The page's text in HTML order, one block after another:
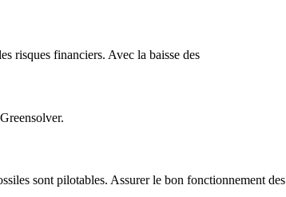
risques financiers. Avec la baisse des
sont pilotables. Assurer le bon fonctionnement des